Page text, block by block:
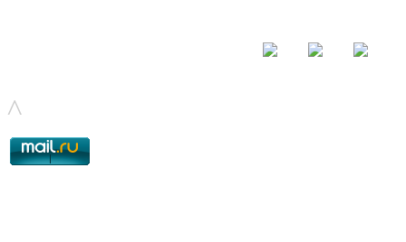
© - 2015-2017 - helix.su - все для вашего сайта |
^